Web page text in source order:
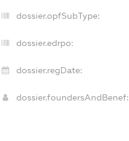
dossier.opfSubType:
dossier.edrpo:
dossier.regDate:
dossier.foundersAndBenef: